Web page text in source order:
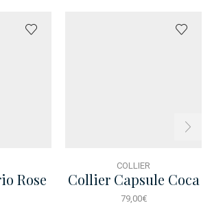
Rose
COLLIER
Collier Capsule Coca
Cola
79,00€